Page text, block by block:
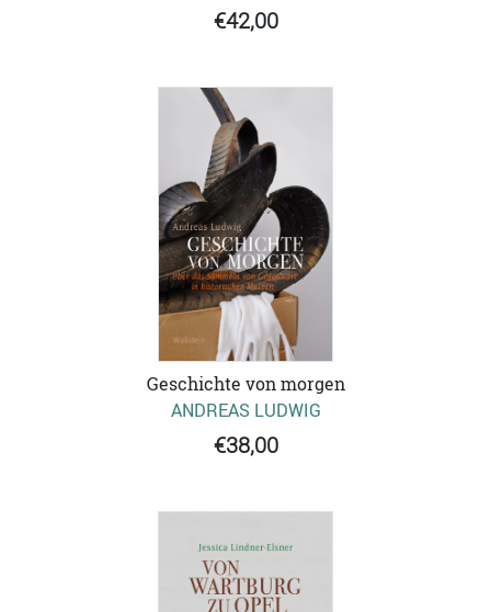
€42,00
Geschichte von morgen
ANDREAS LUDWIG
€38,00